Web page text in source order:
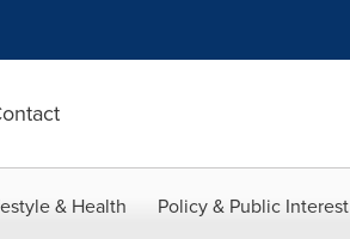
& Health Policy & Public Interest